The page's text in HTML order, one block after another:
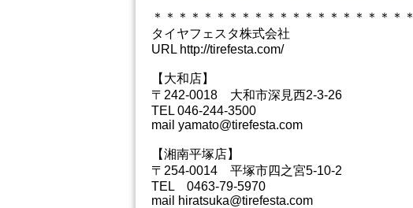
＊＊＊＊＊＊＊＊＊＊＊＊＊＊＊＊＊＊＊＊＊
タイヤフェスタ株式会社
URL http://tirefesta.com/
【大和店】
〒242-0018 大和市深見西2-3-26
TEL 046-244-3500
mail yamato@tirefesta.com
【湘南平塚店】
〒254-0014 平塚市四之宮5-10-2
TEL 0463-79-5970
mail hiratsuka@tirefesta.com